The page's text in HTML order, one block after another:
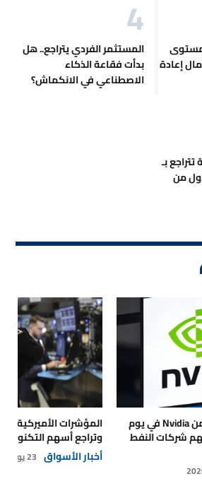
إعادة
المستثمر الفردي يتراجع.. هل
بدأت فقاعة الذكاء
الاصطناعي في الانكماش؟
تتراجع بـ
من
ربع تريليون دولار تتبخر من Nvidia في يوم
شركات النفط
المؤشرات الأميركية
وتراجع أسهم
أخبار الأسواق 23 يوليو 2026